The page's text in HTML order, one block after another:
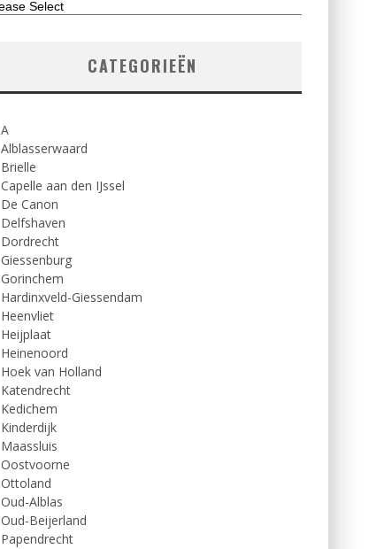
CATEGORIEËN
A
Alblasserwaard
Brielle
Capelle aan den IJssel
De Canon
Delfshaven
Dordrecht
Giessenburg
Gorinchem
Hardinxveld-Giessendam
Heenvliet
Heijplaat
Heinenoord
Hoek van Holland
Katendrecht
Kedichem
Kinderdijk
Maassluis
Oostvoorne
Ottoland
Oud-Alblas
Oud-Beijerland
Papendrecht